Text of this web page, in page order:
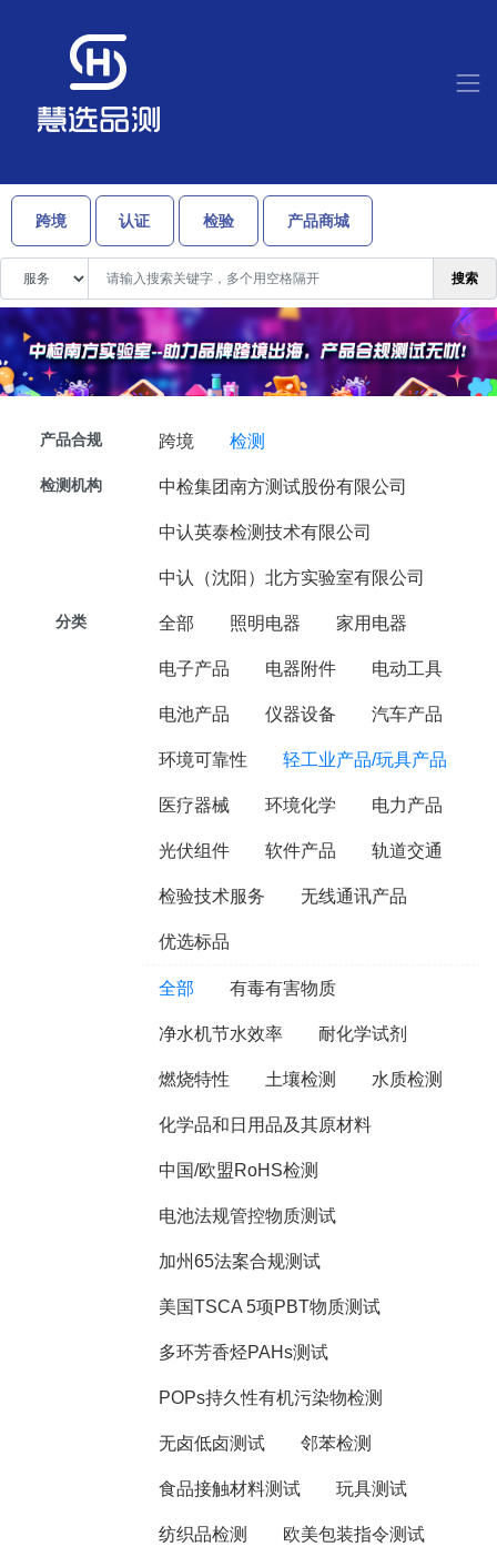
跨境 认证 检验 产品商城
搜索
产品合规 跨境 检测
检测机构 中检集团南方测试股份有限公司
中认英泰检测技术有限公司
中认（沈阳）北方实验室有限公司
分类 全部 照明电器 家用电器
电子产品 电器附件 电动工具
电池产品 仪器设备 汽车产品
环境可靠性 轻工业产品/玩具产品
医疗器械 环境化学 电力产品
光伏组件 软件产品 轨道交通
检验技术服务 无线通讯产品
优选标品
全部 有毒有害物质
净水机节水效率 耐化学试剂
燃烧特性 土壤检测 水质检测
化学品和日用品及其原材料
中国/欧盟RoHS检测
电池法规管控物质测试
加州65法案合规测试
美国TSCA 5项PBT物质测试
多环芳香烃PAHs测试
POPs持久性有机污染物检测
无卤低卤测试 邻苯检测
食品接触材料测试 玩具测试
纺织品检测 欧美包装指令测试